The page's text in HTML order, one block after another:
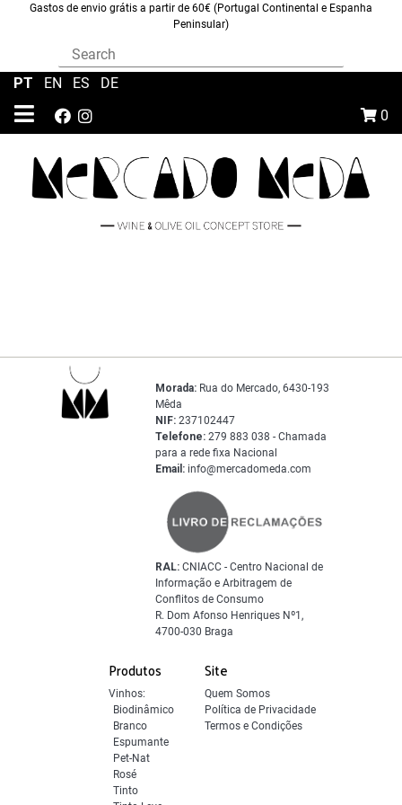
Gastos de envio grátis a partir de 60€ (Portugal Continental e Espanha
Peninsular)
0
PT EN ES DE
Produtos
Vinhos:
Biodinâmico
Branco
Espumante
Pet-Nat
Rosé
Tinto
Site
Quem Somos
Política de Privacidade
Termos e Condições
Morada: Rua do Mercado, 6430-193
Mêda
NIF: 237102447
Telefone: 279 883 038 - Chamada
para a rede fixa Nacional
Email: info@mercadomeda.com
RAL: CNIACC - Centro Nacional de
Informação e Arbitragem de
Conflitos de Consumo
R. Dom Afonso Henriques Nº1,
4700-030 Braga